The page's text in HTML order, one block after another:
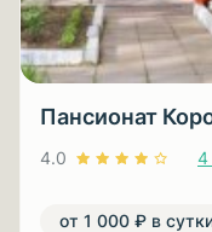
Пансионат
4.0 4
от 1 000 ₽ в